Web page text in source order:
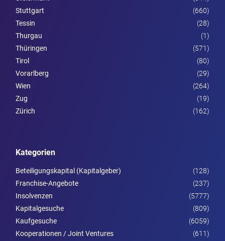
Stuttgart
(660)
Tessin
(28)
Thurgau
(1)
Thüringen
(571)
Tirol
(80)
Vorarl­berg
(29)
Wien
(264)
Zug
(19)
Zürich
(162)
Kategorien
Beteiligungskapital (Kapitalgeber)
(128)
Franchise-Angebote
(237)
Insolvenzen
(5777)
Kapitalgesuche
(809)
Kaufgesuche
(6059)
Kooperationen / Joint Ventures
(611)